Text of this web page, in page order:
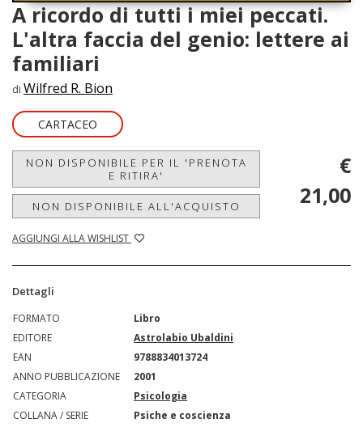
A ricordo di tutti i miei peccati.
L'altra faccia del genio: lettere ai
familiari
di Wilfred R. Bion
CARTACEO
NON DISPONIBILE PER IL 'PRENOTA
E RITIRA'
NON DISPONIBILE ALL'ACQUISTO
AGGIUNGI ALLA WISHLIST
€
21,00
Dettagli
FORMATO
Libro
EDITORE
Astrolabio Ubaldini
EAN
9788834013724
ANNO PUBBLICAZIONE
2001
CATEGORIA
Psicologia
COLLANA / SERIE
Psiche e coscienza